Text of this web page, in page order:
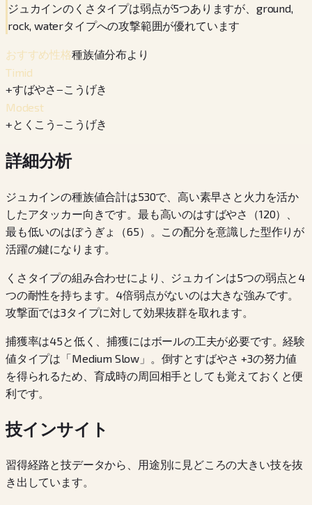
ジュカインのくさタイプは弱点が5つありますが、ground,
rock, waterタイプへの攻撃範囲が優れています
おすすめ性格種族値分布より
Timid
+すばやさ−こうげき
Modest
+とくこう−こうげき
詳細分析
ジュカインの種族値合計は530で、高い素早さと火力を活か
したアタッカー向きです。最も高いのはすばやさ（120）、
最も低いのはぼうぎょ（65）。この配分を意識した型作りが
活躍の鍵になります。
くさタイプの組み合わせにより、ジュカインは5つの弱点と4
つの耐性を持ちます。4倍弱点がないのは大きな強みです。
攻撃面では3タイプに対して効果抜群を取れます。
捕獲率は45と低く、捕獲にはボールの工夫が必要です。経験
値タイプは「Medium Slow」。倒すとすばやさ +3の努力値
を得られるため、育成時の周回相手としても覚えておくと便
利です。
技インサイト
習得経路と技データから、用途別に見どころの大きい技を抜
き出しています。